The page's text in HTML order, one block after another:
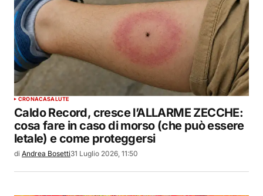
CRONACASALUTE
Caldo Record, cresce l’ALLARME ZECCHE:
cosa fare in caso di morso (che può essere
letale) e come proteggersi
di Andrea Bosetti31 Luglio 2026, 11:50